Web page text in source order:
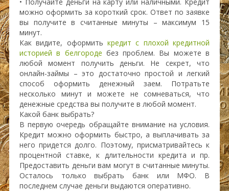
можно оформить за короткий срок. Ответ по заявке
вы получите в считанные минуты – максимум 15
минут.
Как видите, оформить кредит с плохой кредитной
историей в белгороде без проблем. Вы можете в
любой момент получить деньги. Не секрет, что
онлайн-займы – это достаточно простой и легкий
способ оформить денежный заем. Потратьте
несколько минут и можете не сомневаться, что
денежные средства вы получите в любой момент.
Какой банк выбрать?
В первую очередь обращайте внимание на условия.
Кредит можно оформить быстро, а выплачивать за
него придется долго. Поэтому, присматривайтесь к
процентной ставке, к длительности кредита и пр.
Предоставить деньги вам могут в считанные минуты.
Осталось только выбрать банк или МФО. В
последнем случае деньги выдаются оперативно.